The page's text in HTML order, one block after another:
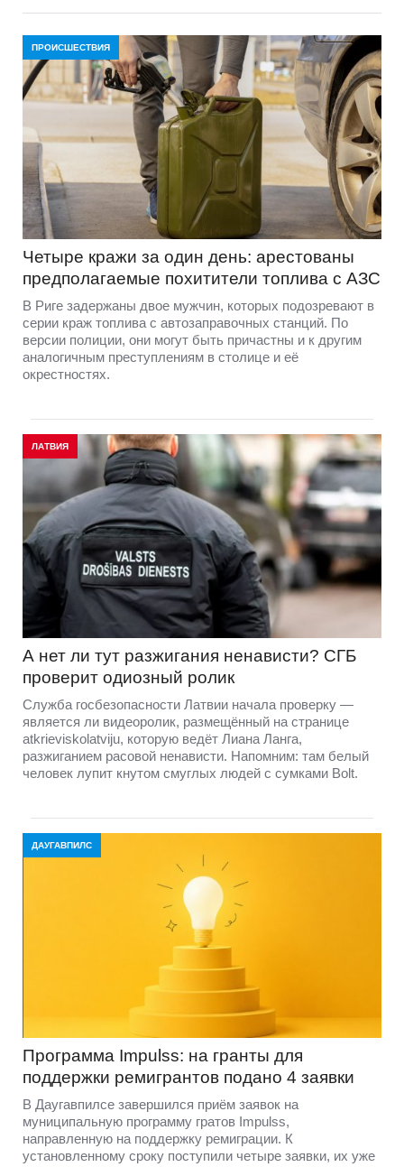
ПРОИСШЕСТВИЯ
Четыре кражи за один день: арестованы
предполагаемые похитители топлива с АЗС
В Риге задержаны двое мужчин, которых подозревают в
серии краж топлива с автозаправочных станций. По
версии полиции, они могут быть причастны и к другим
аналогичным преступлениям в столице и её
окрестностях.
ЛАТВИЯ
А нет ли тут разжигания ненависти? СГБ
проверит одиозный ролик
Служба госбезопасности Латвии начала проверку —
является ли видеоролик, размещённый на странице
atkrieviskolatviju, которую ведёт Лиана Ланга,
разжиганием расовой ненависти. Напомним: там белый
человек лупит кнутом смуглых людей с сумками Bolt.
ДАУГАВПИЛС
Программа Impulss: на гранты для
поддержки ремигрантов подано 4 заявки
В Даугавпилсе завершился приём заявок на
муниципальную программу гратов Impulss,
направленную на поддержку ремиграции. К
установленному сроку поступили четыре заявки, их уже